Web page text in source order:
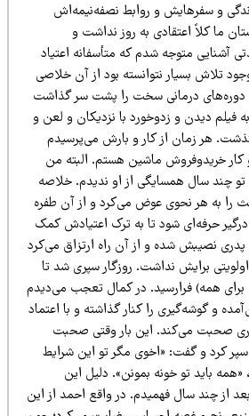
سفرهایش و روابط نصفه‌نیمه‌اش
اعتقادی به روز نداشت و
متوجه شدم که متأسفانه اعتیاد
بسیار نتوانسته بود از آن خلاصی
درمانی سخت را پشت سر گذاشت
دیدن و زدوخورد با نزدیکان و لعن و
زمان از کار و بارش می‌پرسیدم
ماشین هستم. البته من
سال همسایگی از او ندیدم. خلاصه
هر نحوی عوض می‌کرد و از آن طفره
شود تا به ترک اعتیادش کمک
شده و از آن راه ارتزاق می‌کرد
برایش نداشت. روزگار سپری شد تا
همه) فرارسید. در کمال تعجب می‌دیدم
را کنار گذاشته و با اعتماد
می‌کند. این بار وقتی صحبت
و گفت: «اخوی مگر تو این شرایط
تو خونه بمونن». دلیل این
سال فهمیدم. در واقع احمد از این